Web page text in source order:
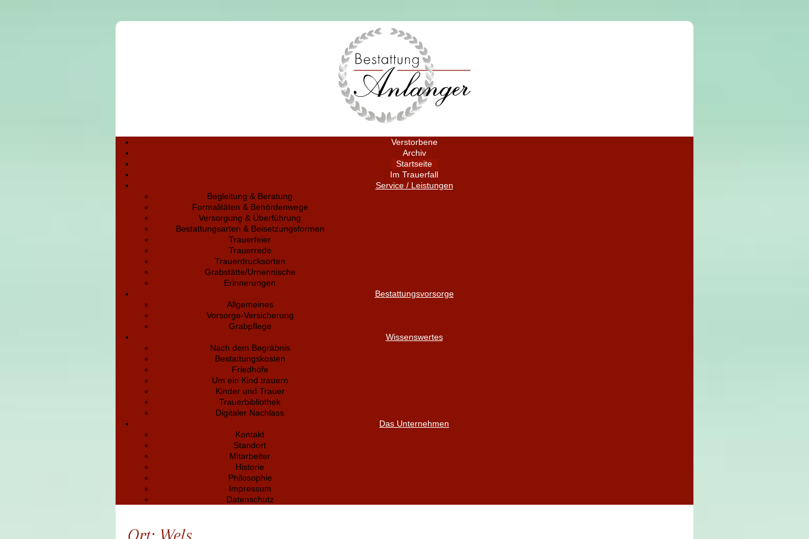
Verstorbene
Archiv
Startseite
Im Trauerfall
Service / Leistungen
Begleitung & Beratung
Formalitäten & Behördenwege
Versorgung & Überführung
Bestattungsarten & Beisetzungsformen
Trauerfeier
Trauerrede
Trauerdrucksorten
Grabstätte/Urnennische
Erinnerungen
Bestattungsvorsorge
Allgemeines
Vorsorge-Versicherung
Grabpflege
Wissenswertes
Nach dem Begräbnis
Bestattungskosten
Friedhöfe
Um ein Kind trauern
Kinder und Trauer
Trauerbibliothek
Digitaler Nachlass
Das Unternehmen
Kontakt
Standort
Mitarbeiter
Historie
Philosophie
Impressum
Datenschutz